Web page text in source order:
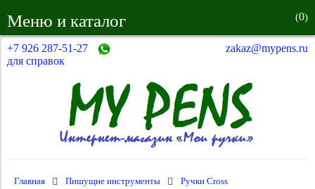
Меню и каталог (0)
+7 926 287-51-27
для справок
zakaz@mypens.ru
Главная Пишущие инструменты
Ручки Cross